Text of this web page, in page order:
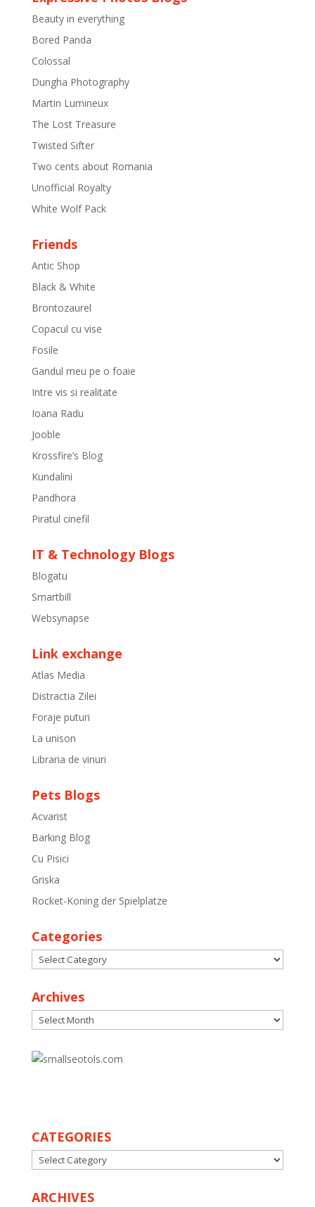
Beauty in everything
Bored Panda
Colossal
Dungha Photography
Martin Lumineux
The Lost Treasure
Twisted Sifter
Two cents about Romania
Unofficial Royalty
White Wolf Pack
Friends
Antic Shop
Black & White
Brontozaurel
Copacul cu vise
Fosile
Gandul meu pe o foaie
Intre vis si realitate
Ioana Radu
Jooble
Krossfire’s Blog
Kundalini
Pandhora
Piratul cinefil
IT & Technology Blogs
Blogatu
Smartbill
Websynapse
Link exchange
Atlas Media
Distractia Zilei
Foraje puturi
La unison
Libraria de vinuri
Pets Blogs
Acvarist
Barking Blog
Cu Pisici
Griska
Rocket-Koning der Spielplatze
Categories
Categories
Archives
Archives
CATEGORIES
CATEGORIES
ARCHIVES